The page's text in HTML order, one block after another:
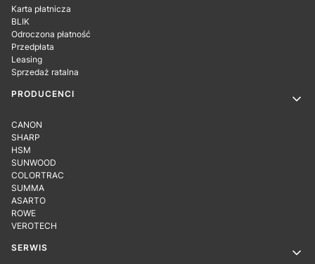
Karta płatnicza
BLIK
Odroczona płatność
Przedpłata
Leasing
Sprzedaż ratalna
PRODUCENCI
CANON
SHARP
HSM
SUNWOOD
COLORTRAC
SUMMA
ASARTO
ROWE
VEROTECH
SERWIS